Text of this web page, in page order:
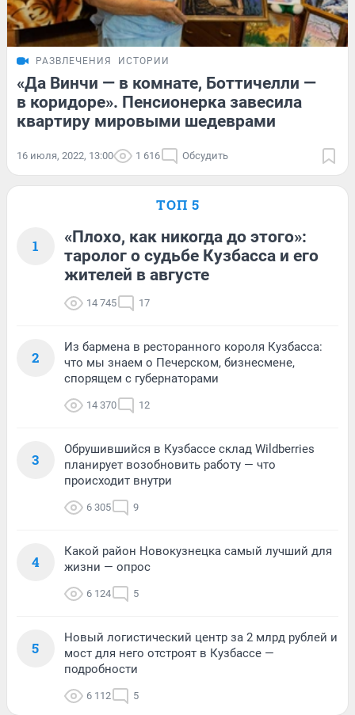
РАЗВЛЕЧЕНИЯ ИСТОРИИ
«Да Винчи — в комнате, Боттичелли —
в коридоре». Пенсионерка завесила
квартиру мировыми шедеврами
16 июля, 2022, 13:00 1 616 Обсудить
ТОП 5
1
«Плохо, как никогда до этого»:
таролог о судьбе Кузбасса и его
жителей в августе
14 745 17
2
Из бармена в ресторанного короля Кузбасса:
что мы знаем о Печерском, бизнесмене,
спорящем с губернаторами
14 370 12
3
Обрушившийся в Кузбассе склад Wildberries
планирует возобновить работу — что
происходит внутри
6 305 9
4
Какой район Новокузнецка самый лучший для
жизни — опрос
6 124 5
5
Новый логистический центр за 2 млрд рублей и
мост для него отстроят в Кузбассе —
подробности
6 112 5